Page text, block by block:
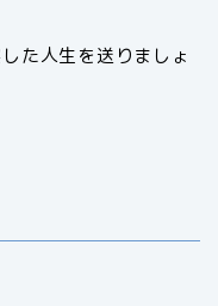
た人生を送りましょ